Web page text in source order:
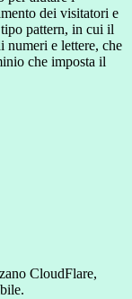
dei visitatori e
pattern, in cui il
numeri e lettere, che
che imposta il
CloudFlare,